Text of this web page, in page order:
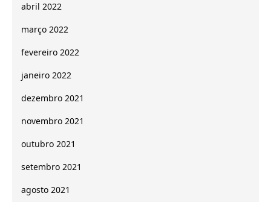
abril 2022
março 2022
fevereiro 2022
janeiro 2022
dezembro 2021
novembro 2021
outubro 2021
setembro 2021
agosto 2021